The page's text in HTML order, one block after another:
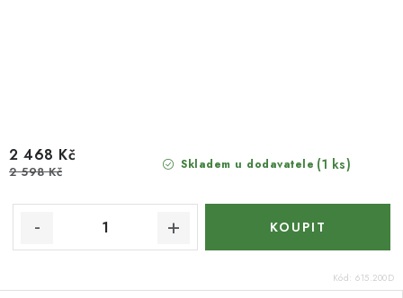
Skladem u dodavatele (1 ks)
2 468 Kč
2 598 Kč
Kód: 615.200D